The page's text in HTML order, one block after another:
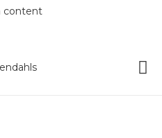
content